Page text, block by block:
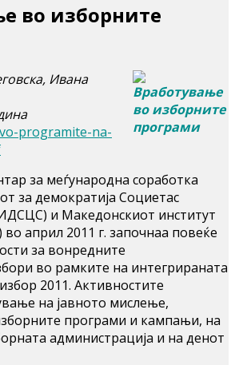
во изборните
Ивана
programite-na-
за меѓународна соработка
за демократија Социетас
и Македонскиот институт
април 2011 г. започнаа повеќе
за вонредните
во рамките на интегрираната
2011. Активностите
на јавното мислење,
програми и кампањи, на
администрација и на денот